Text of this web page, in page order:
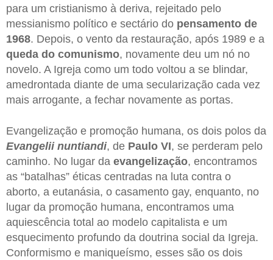
para um cristianismo à deriva, rejeitado pelo
messianismo político e sectário do pensamento de
1968. Depois, o vento da restauração, após 1989 e a
queda do comunismo, novamente deu um nó no
novelo. A Igreja como um todo voltou a se blindar,
amedrontada diante de uma secularização cada vez
mais arrogante, a fechar novamente as portas.
Evangelização e promoção humana, os dois polos da
Evangelii nuntiandi, de Paulo VI, se perderam pelo
caminho. No lugar da evangelização, encontramos
as “batalhas” éticas centradas na luta contra o
aborto, a eutanásia, o casamento gay, enquanto, no
lugar da promoção humana, encontramos uma
aquiescência total ao modelo capitalista e um
esquecimento profundo da doutrina social da Igreja.
Conformismo e maniqueísmo, esses são os dois